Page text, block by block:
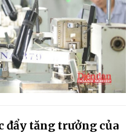
đẩy tăng trưởng của